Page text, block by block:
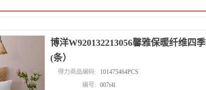
博洋W920132213056馨雅保暖纤维四
(条）
得力商品编码:
101475464PCS
编号:
007t4l